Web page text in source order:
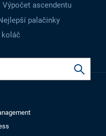
Výpočet ascendentu
palačinky
koláč